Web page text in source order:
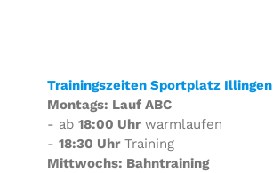
Trainingszeiten Sportplatz Illingen
Montags: Lauf ABC
- ab 18:00 Uhrwarmlaufen
- 18:30 UhrTraining
Mittwochs: Bahntraining